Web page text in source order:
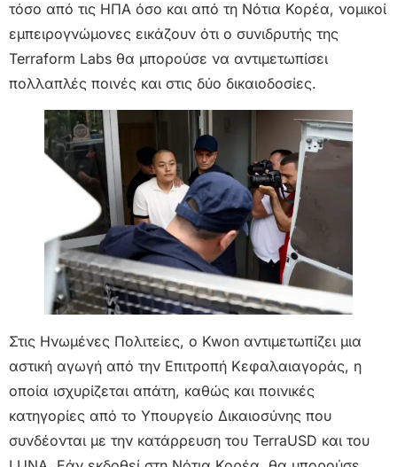
τόσο από τις ΗΠΑ όσο και από τη Νότια Κορέα, νομικοί
εμπειρογνώμονες εικάζουν ότι ο συνιδρυτής της
Terraform Labs θα μπορούσε να αντιμετωπίσει
πολλαπλές ποινές και στις δύο δικαιοδοσίες.
Στις Ηνωμένες Πολιτείες, ο Kwon αντιμετωπίζει μια
αστική αγωγή από την Επιτροπή Κεφαλαιαγοράς, η
οποία ισχυρίζεται απάτη, καθώς και ποινικές
κατηγορίες από το Υπουργείο Δικαιοσύνης που
συνδέονται με την κατάρρευση του TerraUSD και του